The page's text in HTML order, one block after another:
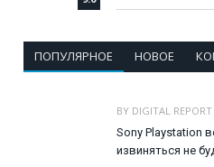
ПОПУЛЯРНОЕ НОВОЕ
BY DIGITAL REPORT
Sony Playstation
извиняться не